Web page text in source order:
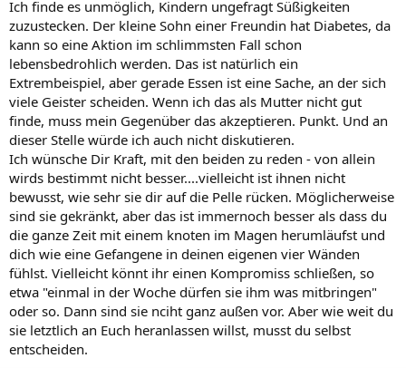
Beiträge gewonnen habe.
Ich finde es unmöglich, Kindern ungefragt Süßigkeiten
zuzustecken. Der kleine Sohn einer Freundin hat Diabetes, da
kann so eine Aktion im schlimmsten Fall schon
lebensbedrohlich werden. Das ist natürlich ein
Extrembeispiel, aber gerade Essen ist eine Sache, an der sich
viele Geister scheiden. Wenn ich das als Mutter nicht gut
finde, muss mein Gegenüber das akzeptieren. Punkt. Und an
dieser Stelle würde ich auch nicht diskutieren.
Ich wünsche Dir Kraft, mit den beiden zu reden - von allein
wirds bestimmt nicht besser....vielleicht ist ihnen nicht
bewusst, wie sehr sie dir auf die Pelle rücken. Möglicherweise
sind sie gekränkt, aber das ist immernoch besser als dass du
die ganze Zeit mit einem knoten im Magen herumläufst und
dich wie eine Gefangene in deinen eigenen vier Wänden
fühlst. Vielleicht könnt ihr einen Kompromiss schließen, so
etwa "einmal in der Woche dürfen sie ihm was mitbringen"
oder so. Dann sind sie nciht ganz außen vor. Aber wie weit du
sie letztlich an Euch heranlassen willst, musst du selbst
entscheiden.